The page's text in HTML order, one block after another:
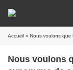
Accueil » Nous voulons que le
Nous voulons